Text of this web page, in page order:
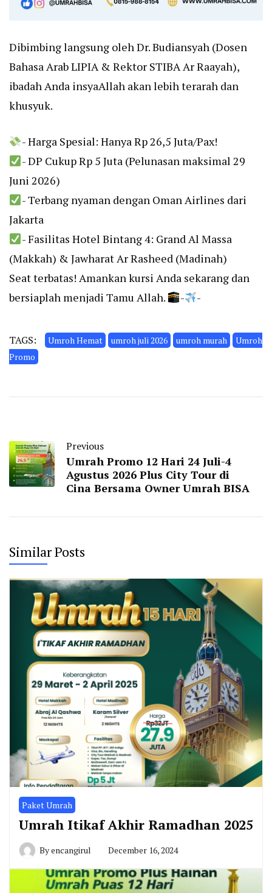
Dibimbing langsung oleh Dr. Budiansyah (Dosen
Bahasa Arab LIPIA & Rektor STIBA Ar Raayah),
ibadah Anda insyaAllah akan lebih terarah dan
khusyuk.
- Harga Spesial: Hanya Rp 26,5 Juta/Pax!
- DP Cukup Rp 5 Juta (Pelunasan maksimal 29
Juni 2026)
- Terbang nyaman dengan Oman Airlines dari
Jakarta
- Fasilitas Hotel Bintang 4: Grand Al Massa
(Makkah) & Jawharat Ar Rasheed (Madinah)
Seat terbatas! Amankan kursi Anda sekarang dan
bersiaplah menjadi Tamu Allah.
- -
TAGS: Umroh Hemat umroh juli 2026 umroh murah
Umroh
Promo
Previous
Umrah Promo 12 Hari 24 Juli-4
Agustus 2026 Plus City Tour di
Cina Bersama Owner Umrah BISA
Similar Posts
Paket Umrah
Umrah Itikaf Akhir Ramadhan 2025
Byencangirul December 16, 2024